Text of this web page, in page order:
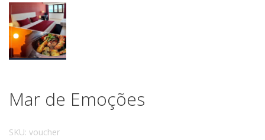
Mar de Emoções
SKU: voucher